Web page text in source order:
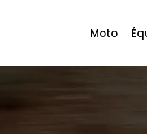
Moto